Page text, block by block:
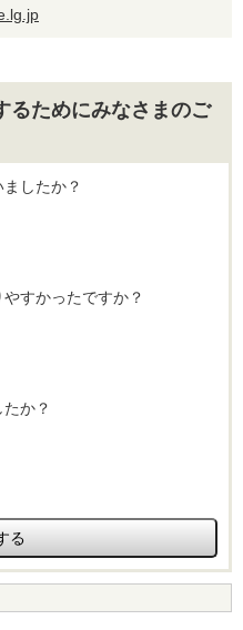
るためにみなさまのご
したか？
すかったですか？
か？